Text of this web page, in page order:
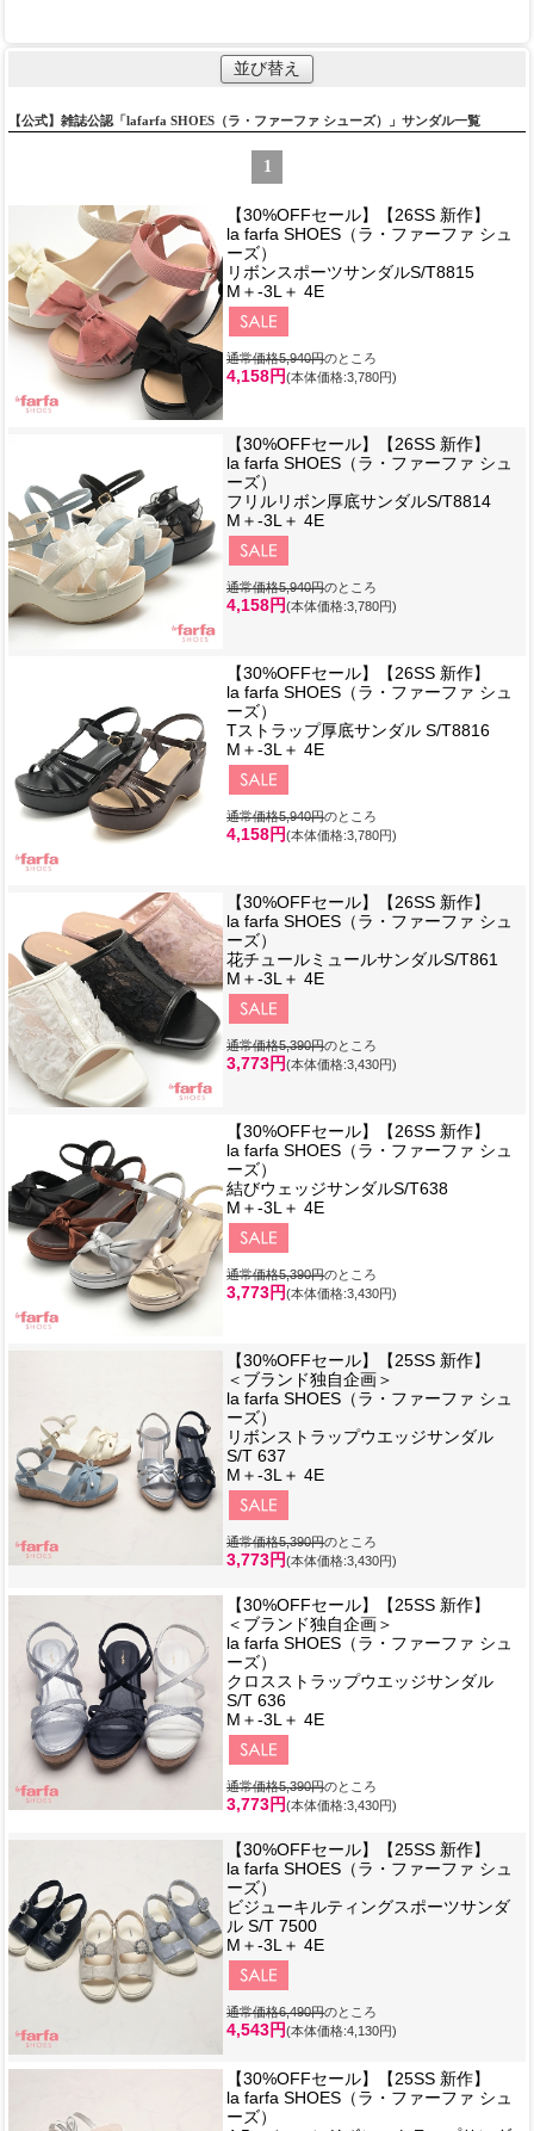
並び替え
【公式】雑誌公認「lafarfa SHOES（ラ・ファーファ シューズ）」サンダル一覧
1
【30%OFFセール】【26SS 新作】
la farfa SHOES（ラ・ファーファ シュ
ーズ）
リボンスポーツサンダルS/T8815
M＋-3L＋ 4E
通常価格5,940円のところ
4,158円(本体価格:3,780円)
【30%OFFセール】【26SS 新作】
la farfa SHOES（ラ・ファーファ シュ
ーズ）
フリルリボン厚底サンダルS/T8814
M＋-3L＋ 4E
通常価格5,940円のところ
4,158円(本体価格:3,780円)
【30%OFFセール】【26SS 新作】
la farfa SHOES（ラ・ファーファ シュ
ーズ）
Tストラップ厚底サンダル S/T8816
M＋-3L＋ 4E
通常価格5,940円のところ
4,158円(本体価格:3,780円)
【30%OFFセール】【26SS 新作】
la farfa SHOES（ラ・ファーファ シュ
ーズ）
花チュールミュールサンダルS/T861
M＋-3L＋ 4E
通常価格5,390円のところ
3,773円(本体価格:3,430円)
【30%OFFセール】【26SS 新作】
la farfa SHOES（ラ・ファーファ シュ
ーズ）
結びウェッジサンダルS/T638
M＋-3L＋ 4E
通常価格5,390円のところ
3,773円(本体価格:3,430円)
【30%OFFセール】【25SS 新作】
＜ブランド独自企画＞
la farfa SHOES（ラ・ファーファ シュ
ーズ）
リボンストラップウエッジサンダル
S/T 637
M＋-3L＋ 4E
通常価格5,390円のところ
3,773円(本体価格:3,430円)
【30%OFFセール】【25SS 新作】
＜ブランド独自企画＞
la farfa SHOES（ラ・ファーファ シュ
ーズ）
クロスストラップウエッジサンダル
S/T 636
M＋-3L＋ 4E
通常価格5,390円のところ
3,773円(本体価格:3,430円)
【30%OFFセール】【25SS 新作】
la farfa SHOES（ラ・ファーファ シュ
ーズ）
ビジューキルティングスポーツサンダ
ル S/T 7500
M＋-3L＋ 4E
通常価格6,490円のところ
4,543円(本体価格:4,130円)
【30%OFFセール】【25SS 新作】
la farfa SHOES（ラ・ファーファ シュ
ーズ）